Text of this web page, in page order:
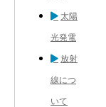
太陽
光発電
放射
線につ
いて